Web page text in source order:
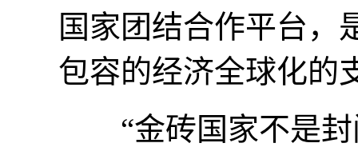
国家团结合作平台，
包容的经济全球化的
“金砖国家不是封